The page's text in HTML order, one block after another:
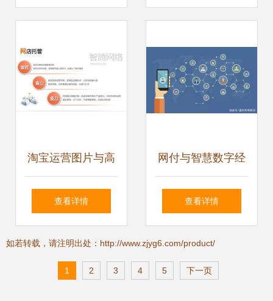
者
淘宝运营图片与高
清图片的正确运用
商务网络公司助力
查看详情
网付与智慧数字经
营 私域红利期下商
查看详情
如若转载，请注明出处：http://www.zjyg6.com/product/
1 2 3 4 5 下一页